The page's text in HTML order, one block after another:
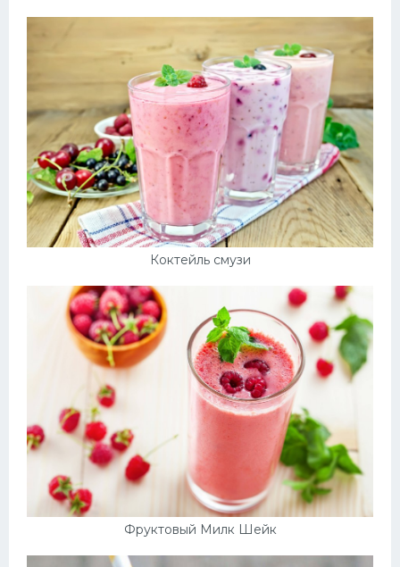
Коктейль смузи
Фруктовый Милк Шейк